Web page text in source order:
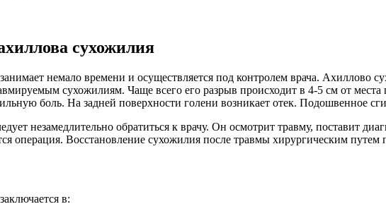
сухожилия
немало времени и осуществляется под контролем врача. Ахиллово
сухожилиям. Чаще всего его разрыв происходит в 4-5 см от
боль. На задней поверхности голени возникает отек. Подошвенное
незамедлительно обратиться к врачу. Он осмотрит травму, поставит
операция. Восстановление сухожилия после травмы хирургическим
в: